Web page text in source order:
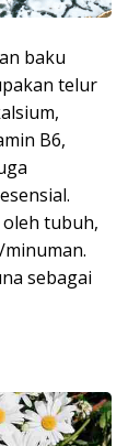
baku
telur
B6,
tubuh,
sebagai